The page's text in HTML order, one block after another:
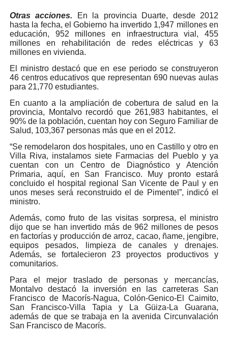
Otras acciones.
En la provincia Duarte, desde 2012
hasta la fecha, el Gobierno ha invertido 1,947 millones en
educación, 952 millones en infraestructura vial, 455
millones en rehabilitación de redes eléctricas y 63
millones en vivienda.
El ministro destacó que en ese periodo se construyeron
46 centros educativos que representan 690 nuevas aulas
para 21,770 estudiantes.
En cuanto a la ampliación de cobertura de salud en la
provincia, Montalvo recordó que 261,983 habitantes, el
90% de la población, cuentan hoy con Seguro Familiar de
Salud, 103,367 personas más que en el 2012.
“Se remodelaron dos hospitales, uno en Castillo y otro en
Villa Riva, instalamos siete Farmacias del Pueblo y ya
cuentan con un Centro de Diagnóstico y Atención
Primaria, aquí, en San Francisco. Muy pronto estará
concluido el hospital regional San Vicente de Paul y en
unos meses será reconstruido el de Pimentel”, indicó el
ministro.
Además, como fruto de las visitas sorpresa, el ministro
dijo que se han invertido más de 962 millones de pesos
en factorías y producción de arroz, cacao, ñame, jengibre,
equipos pesados, limpieza de canales y drenajes.
Además, se fortalecieron 23 proyectos productivos y
comunitarios.
Para el mejor traslado de personas y mercancías,
Montalvo destacó la inversión en las carreteras San
Francisco de Macorís-Nagua, Colón-Genico-El Caimito,
San Francisco-Villa Tapia y La Güiza-La Guarana,
además de que se trabaja en la avenida Circunvalación
San Francisco de Macorís.